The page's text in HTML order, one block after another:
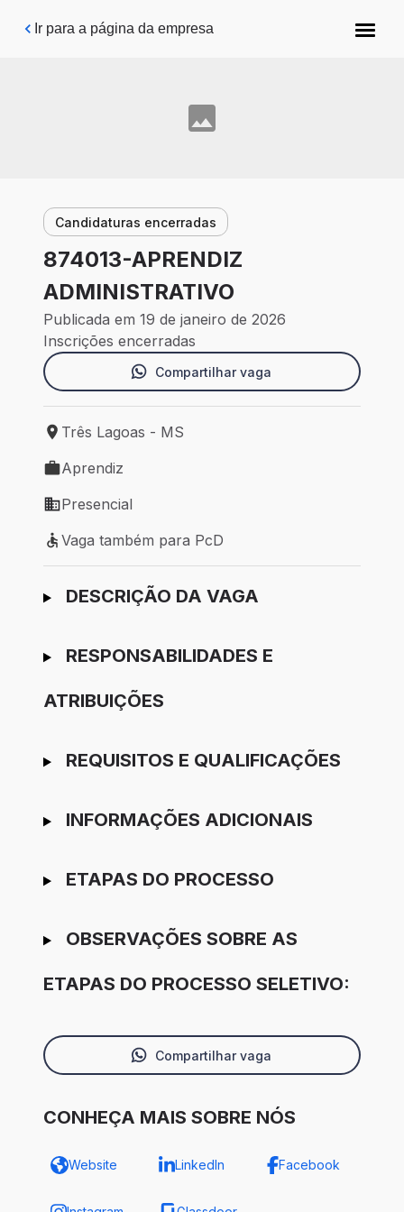
Pular para o conteúdo principal
Ir para a página da empresa
Candidaturas encerradas
874013-APRENDIZ
ADMINISTRATIVO
Publicada em 19 de janeiro de 2026
Inscrições encerradas
Compartilhar vaga
Local de trabalho: Três Lagoas - MS
Três Lagoas - MS
Tipo de vaga: Aprendiz
Aprendiz
Modelo de trabalho: Presencial
Presencial
Vaga também para PcD
Vaga também para PcD
Ir para candidatura
DESCRIÇÃO DA VAGA
RESPONSABILIDADES E
ATRIBUIÇÕES
REQUISITOS E QUALIFICAÇÕES
INFORMAÇÕES ADICIONAIS
ETAPAS DO PROCESSO
OBSERVAÇÕES SOBRE AS
ETAPAS DO PROCESSO SELETIVO:
Compartilhar vaga
CONHEÇA MAIS SOBRE NÓS
Website LinkedIn Facebook